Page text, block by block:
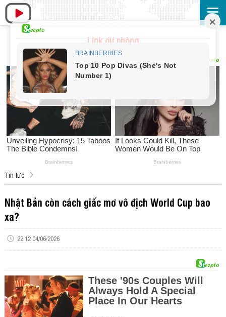
Link dự phòng
Tin tức
Nhật Bản còn cách giấc mơ vô địch World Cup bao
xa?
22:12 04/06/2026